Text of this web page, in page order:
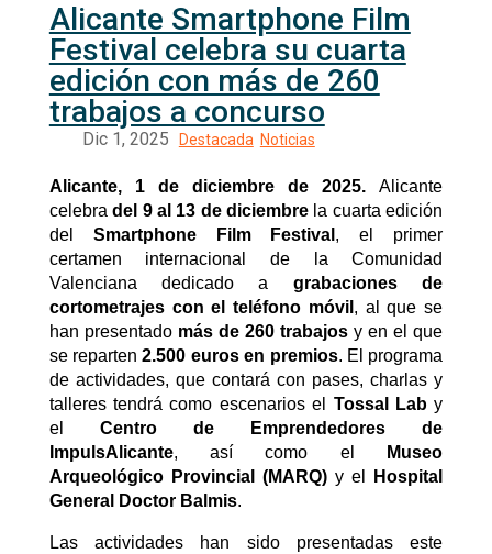
Alicante Smartphone Film
Festival celebra su cuarta
edición con más de 260
trabajos a concurso
Alicante, 1 de diciembre de 2025. Alicante
celebradel 9 al 13 de diciembre la cuarta edición
del
Smartphone Film Festival , el primer
certamen internacional de la Comunidad
Valenciana dedicado a grabaciones de
cortometrajes con el teléfono móvil , al que se
han presentado más de 260 trabajos y en el que
se reparten2.500 euros en premios. El programa
de actividades, que contará con pases, charlas y
talleres tendrá como escenarios el Tossal Laby
el Centro de Emprendedores de
ImpulsAlicante, así como el
Museo
Arqueológico Provincial (MARQ)y el
Hospital
General Doctor Balmis.
Las actividades han sido presentadas este